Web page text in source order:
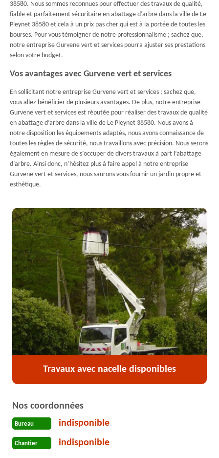
38580. Nous sommes reconnues pour effectuer des travaux de qualité,
fiable et parfaitement sécuritaire en abattage d’arbre dans la ville de Le
Pleynet 38580 et cela à un prix pas cher qui est à la portée de toutes les
bourses. Pour vous témoigner de notre professionnalisme ; sachez que,
notre entreprise Gurvene vert et services pourra ajuster ses prestations
selon votre budget.
Vos avantages avec Gurvene vert et services
En sollicitant notre entreprise Gurvene vert et services ; sachez que,
vous allez bénéficier de plusieurs avantages. De plus, notre entreprise
Gurvene vert et services est réputée pour réaliser des travaux de qualité
en abattage d’arbre dans la ville de Le Pleynet 38580. Nous avons à
notre disposition les équipements adaptés, nous avons connaissance de
toutes les règles de sécurité, nous travaillons avec précision. Nous serons
également en mesure de s’occuper de divers travaux à part l’abattage
d’arbre. Ainsi donc, n’hésitez plus à faire appel à notre entreprise
Gurvene vert et services, nous saurons vous fournir un jardin propre et
esthétique.
Travaux avec nacelle disponibles
Nos coordonnées
Bureau indisponible
Chantier indisponible